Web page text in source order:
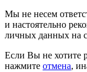
Мы не несем
и настоятельно
личных данных на
Если Вы не хотите
нажмите отмена,